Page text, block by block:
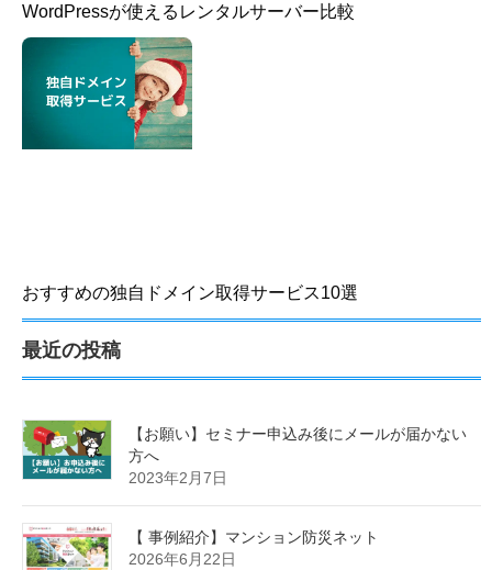
WordPressが使えるレンタルサーバー比較
おすすめの独自ドメイン取得サービス10選
最近の投稿
【お願い】セミナー申込み後にメールが届かない
方へ
2023年2月7日
【 事例紹介】マンション防災ネット
2026年6月22日